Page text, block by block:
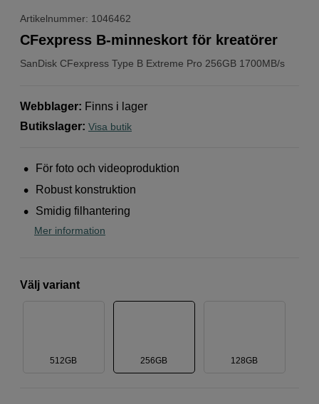
Artikelnummer: 1046462
SanDisk CFexpress Type B Extreme Pro 256GB 1700MB/s
CFexpress B-minneskort för kreatörer
Webblager: Finns i lager
Butikslager: Visa butik
För foto och videoproduktion
Robust konstruktion
Smidig filhantering
Mer information
Välj variant
512GB 256GB 128GB